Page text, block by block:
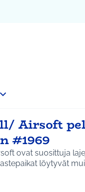
Airsoft
#1969
ovat suosittuja
löytyvät